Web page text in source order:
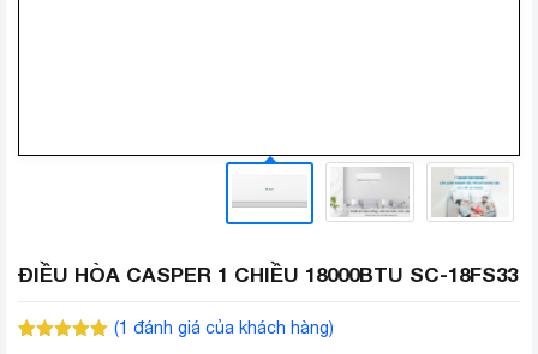
ĐIỀU HÒA CASPER 1 CHIỀU 18000BTU SC-18FS33
(1 đánh giá của khách hàng)